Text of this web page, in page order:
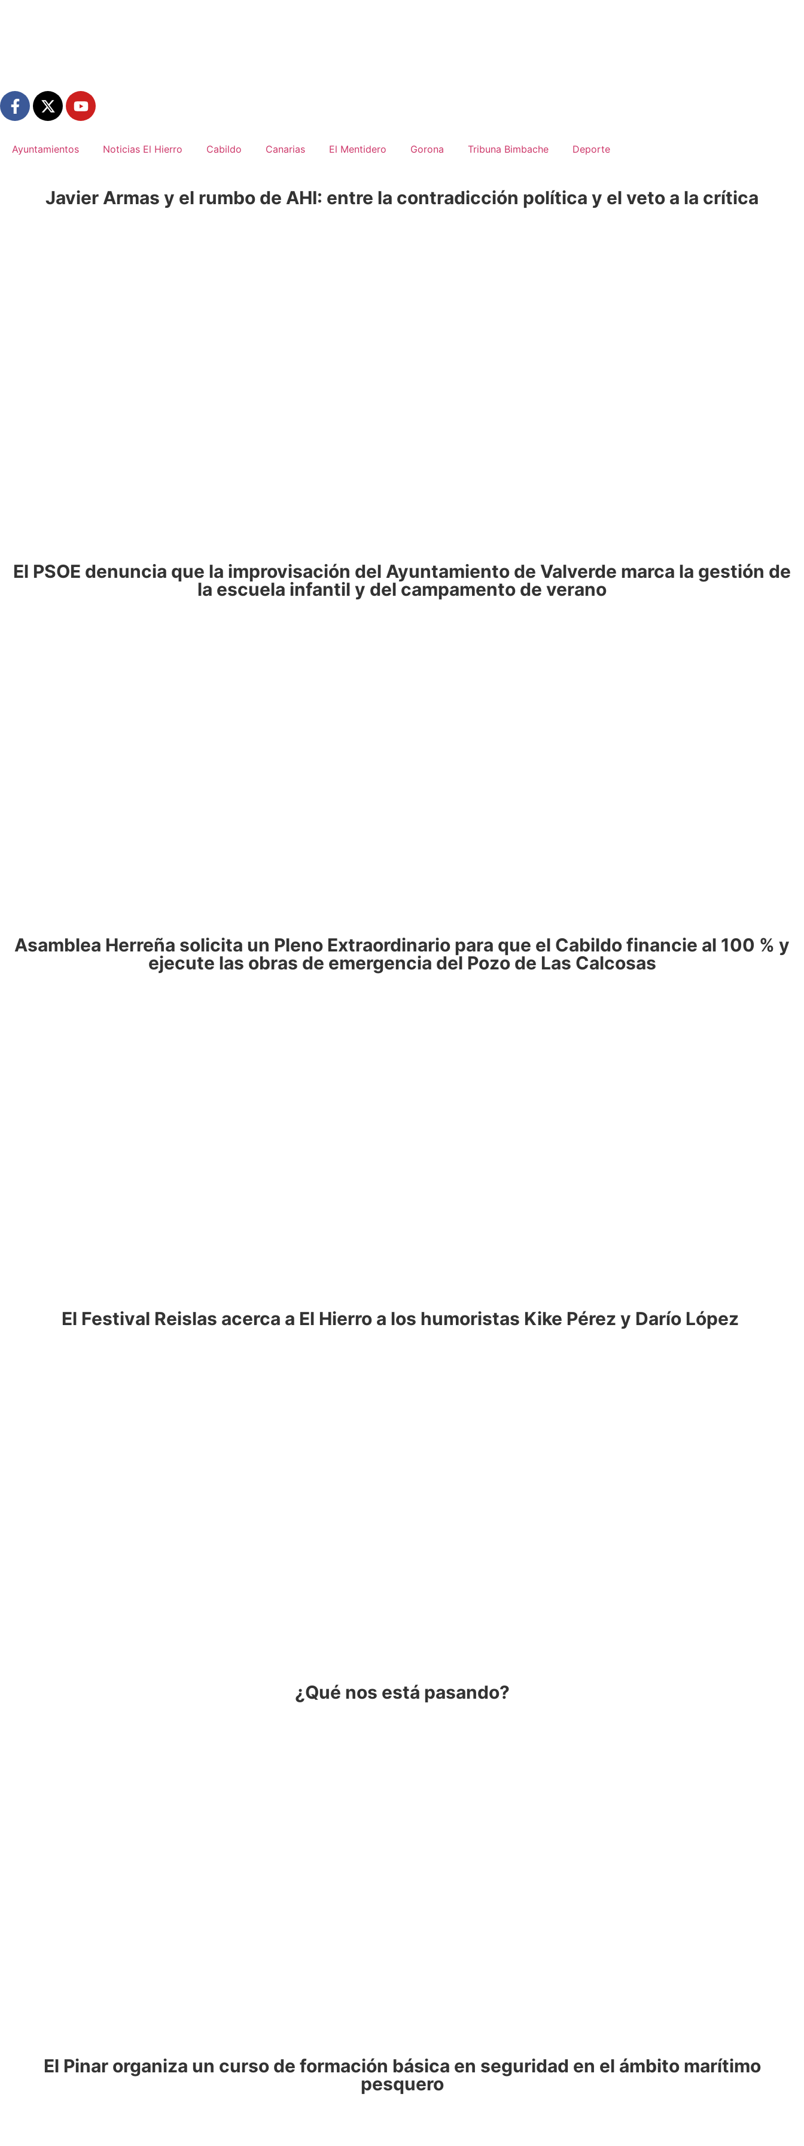
Ayuntamientos Noticias El Hierro Cabildo Canarias El Mentidero Gorona Tribuna Bimbache Deporte
Javier Armas y el rumbo de AHI: entre la contradicción política y el veto a la crítica
El PSOE denuncia que la improvisación del Ayuntamiento de Valverde marca la gestión de
la escuela infantil y del campamento de verano
Asamblea Herreña solicita un Pleno Extraordinario para que el Cabildo financie al 100 % y
ejecute las obras de emergencia del Pozo de Las Calcosas
El Festival Reislas acerca a El Hierro a los humoristas Kike Pérez y Darío López
¿Qué nos está pasando?
El Pinar organiza un curso de formación básica en seguridad en el ámbito marítimo
pesquero